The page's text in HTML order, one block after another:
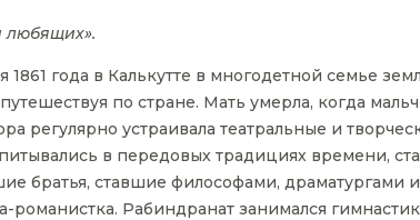
любящих».
года в Калькутте в многодетной семье
по стране. Мать умерла, когда
регулярно устраивала театральные и
в передовых традициях времени,
братья, ставшие философами, драматургами
романистка. Рабиндранат занимался